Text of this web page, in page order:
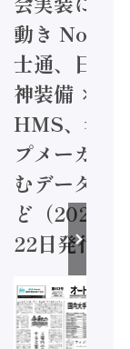
動き
士通、日立
神装備 ×
HMS、老舗
プメーカー
むデータ活
ど（2026年
22日発行）